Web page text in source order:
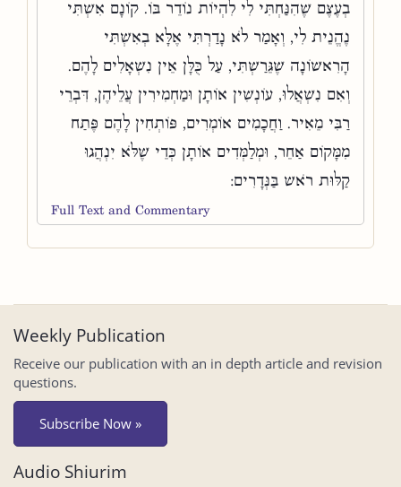
בְעֶצֶם שֶׁהִנַּחְתִּי לִי לִהְיוֹת נוֹדֵר בּוֹ. קוֹנָם אִשְׁתִּי
נֶהֱנֵית לִי, וְאָמַר לֹא נָדַרְתִּי אֶלָּא בְאִשְׁתִּי
הָרִאשׁוֹנָה שֶׁגֵּרַשְׁתִּי, עַל כֻּלָּן אֵין נִשְׁאָלִים לָהֶם.
וְאִם נִשְׁאֲלוּ, עוֹנְשִׁין אוֹתָן וּמַחְמִירִין עֲלֵיהֶן, דִּבְרֵי
רַבִּי מֵאִיר. וַחֲכָמִים אוֹמְרִים, פּוֹתְחִין לָהֶם פֶּתַח
מִמָּקוֹם אַחֵר, וּמְלַמְּדִים אוֹתָן כְּדֵי שֶׁלֹּא יִנְהֲגוּ
קַלּוּת רֹאשׁ בַּנְּדָרִים:
Full Text and Commentary
Weekly Publication
Receive our publication with an in depth article and revision
questions.
Subscribe Now »
Audio Shiurim